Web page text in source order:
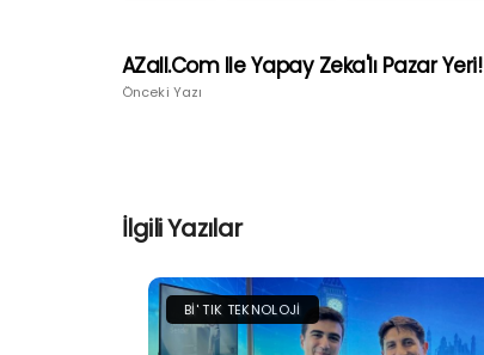
AZall.com Ile Yapay Zeka'lı Pazar Yeri!
Önceki Yazı
İlgili Yazılar
BI' TIK TEKNOLOJI